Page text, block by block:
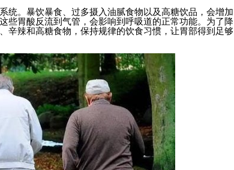
统。暴饮暴食、过多摄入油腻食物以及高糖饮品，会增加
些胃酸反流到气管，会影响到呼吸道的正常功能。为了降
辛辣和高糖食物，保持规律的饮食习惯，让胃部得到足够